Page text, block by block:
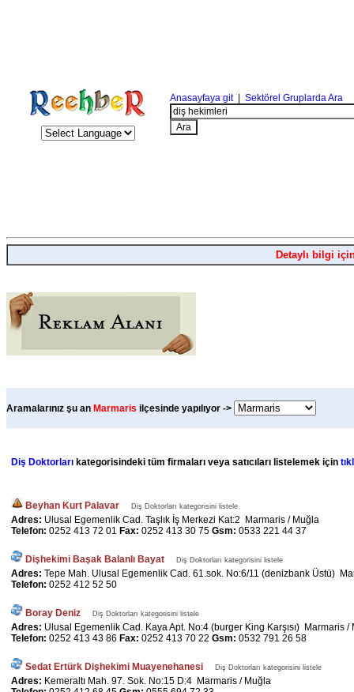
Anasayfaya git| Sektörel Gruplarda Ara
Detaylı bilgi
Aramalarınız şu an Marmaris ilçesinde yapılıyor ->
Diş Doktorları kategorisindeki tüm firmaları veya satıcıları listelemek için
Beyhan Kurt Palavar Diş Doktorları kategorisini listele
Adres: Ulusal Egemenlik Cad. Taşlık İş Merkezi Kat:2 Marmaris / Muğla
Telefon: 0252 413 72 01 Fax: 0252 413 30 75 Gsm: 0533 221 44 37
Dişhekimi Başak Balanlı Bayat Diş Doktorları kategorisini listele
Adres: Tepe Mah. Ulusal Egemenlik Cad. 61.sok. No:6/11 (denizbank Üstü)
Telefon: 0252 412 52 50
Boray Deniz Diş Doktorları kategorisini listele
Adres: Ulusal Egemenlik Cad. Kaya Apt. No:4 (burger King Karşısı) Marmaris /
Telefon: 0252 413 43 86 Fax: 0252 413 70 22 Gsm: 0532 791 26 58
Sedat Ertürk Dişhekimi Muayenehanesi Diş Doktorları kategorisini listele
Adres: Kemeraltı Mah. 97. Sok. No:15 D:4 Marmaris / Muğla